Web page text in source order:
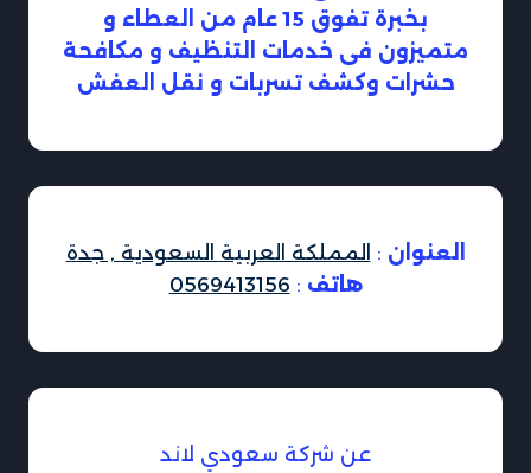
بخبرة تفوق 15 عام من العطاء و
متميزون فى خدمات التنظيف و مكافحة
حشرات وكشف تسربات و نقل العفش
العنوان : المملكة العربية السعودية , جدة
هاتف :
0569413156
عن شركة سعودي لاند